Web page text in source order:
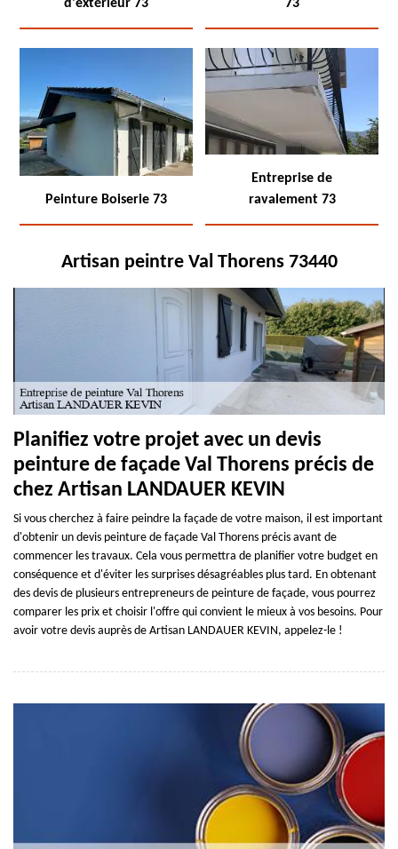
d'extérieur 73
73
Peinture Boiserie 73
Entreprise de
ravalement 73
Artisan peintre Val Thorens 73440
Planifiez votre projet avec un devis
peinture de façade Val Thorens précis de
chez Artisan LANDAUER KEVIN
Si vous cherchez à faire peindre la façade de votre maison, il est important
d'obtenir un devis peinture de façade Val Thorens précis avant de
commencer les travaux. Cela vous permettra de planifier votre budget en
conséquence et d'éviter les surprises désagréables plus tard. En obtenant
des devis de plusieurs entrepreneurs de peinture de façade, vous pourrez
comparer les prix et choisir l'offre qui convient le mieux à vos besoins. Pour
avoir votre devis auprès de Artisan LANDAUER KEVIN, appelez-le !